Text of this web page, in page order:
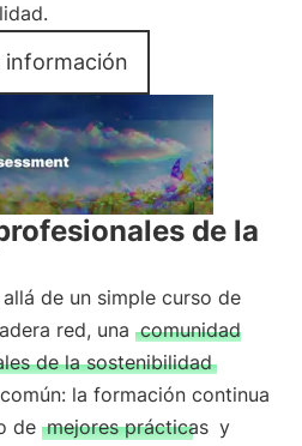
información
de la
de un simple curso de
red, una comunidad
de la sostenibilidad
la formación continua
de mejores prácticas y